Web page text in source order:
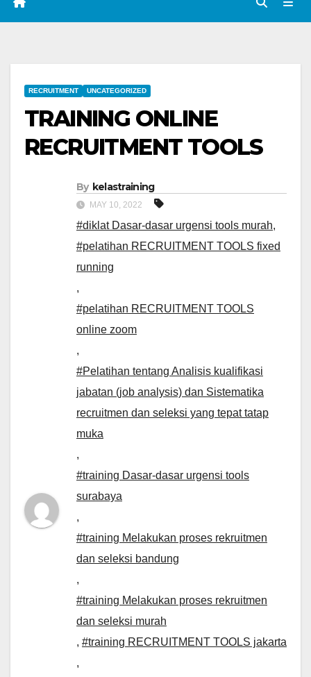
RECRUITMENT UNCATEGORIZED
TRAINING ONLINE
RECRUITMENT TOOLS
By kelastraining
MAY 10, 2022
#diklat Dasar-dasar urgensi tools murah,
#pelatihan RECRUITMENT TOOLS fixed
running
,
#pelatihan RECRUITMENT TOOLS
online zoom
,
#Pelatihan tentang Analisis kualifikasi
jabatan (job analysis) dan Sistematika
recruitmen dan seleksi yang tepat tatap
muka
,
#training Dasar-dasar urgensi tools
surabaya
,
#training Melakukan proses rekruitmen
dan seleksi bandung
,
#training Melakukan proses rekruitmen
dan seleksi murah
, #training RECRUITMENT TOOLS jakarta
,